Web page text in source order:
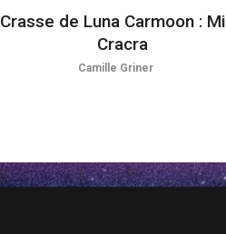
Crasse de Luna Carmoon :
Cracra
Camille Griner